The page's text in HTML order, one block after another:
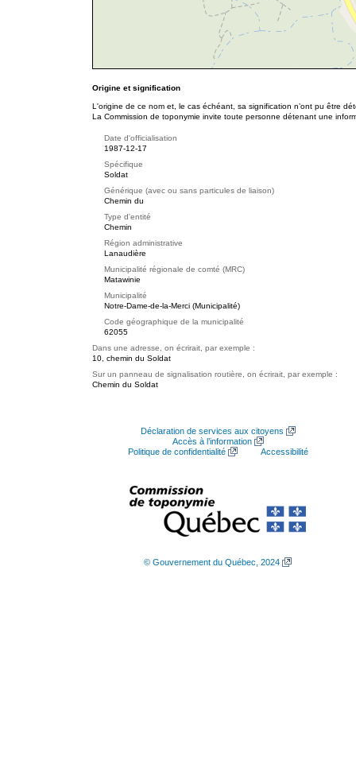
Origine et signification
L'origine de ce nom et, le cas échéant, sa signification n’ont pu être
La Commission de toponymie invite toute personne détenant une
Date d'officialisation
1987-12-17
Spécifique
Soldat
Générique (avec ou sans particules de liaison)
Chemin du
Type d'entité
Chemin
Région administrative
Lanaudière
Municipalité régionale de comté (MRC)
Matawinie
Municipalité
Notre-Dame-de-la-Merci (Municipalité)
Code géographique de la municipalité
62055
Dans une adresse, on écrirait, par exemple :
10, chemin du Soldat
Sur un panneau de signalisation routière, on écrirait, par exemple :
Chemin du Soldat
Déclaration de services aux citoyens
Accès à l’information
Politique de confidentialité
Accessibilité
© Gouvernement du Québec, 2024